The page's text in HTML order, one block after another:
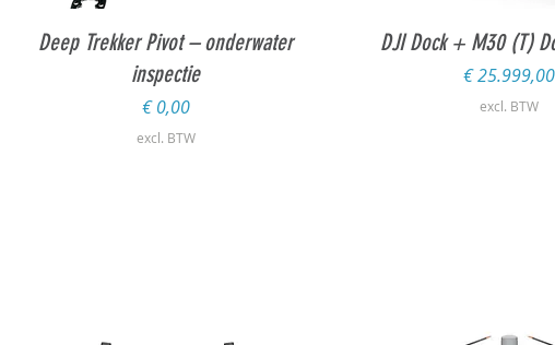
Snel overzicht
Deep Trekker Pivot – onderwater
inspectie
Prijs
€ 0,00
excl. BTW
Snel
DJI Dock + M30 (T)
Prijs
€ 25.999,00
excl. BTW